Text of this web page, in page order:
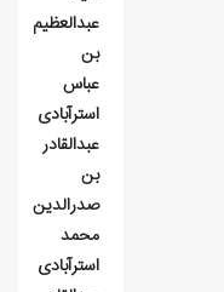
عبدالعظیم
بن
عباس
استرآبادی
عبدالقادر
بن
صدرالدین
محمد
استرآبادی